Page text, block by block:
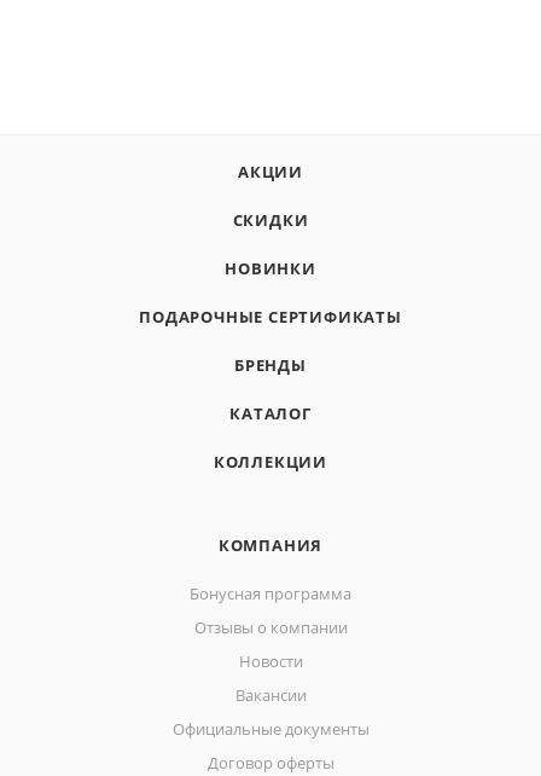
АКЦИИ
СКИДКИ
НОВИНКИ
ПОДАРОЧНЫЕ СЕРТИФИКАТЫ
БРЕНДЫ
КАТАЛОГ
КОЛЛЕКЦИИ
КОМПАНИЯ
Бонусная программа
Отзывы о компании
Новости
Вакансии
Официальные документы
Договор оферты